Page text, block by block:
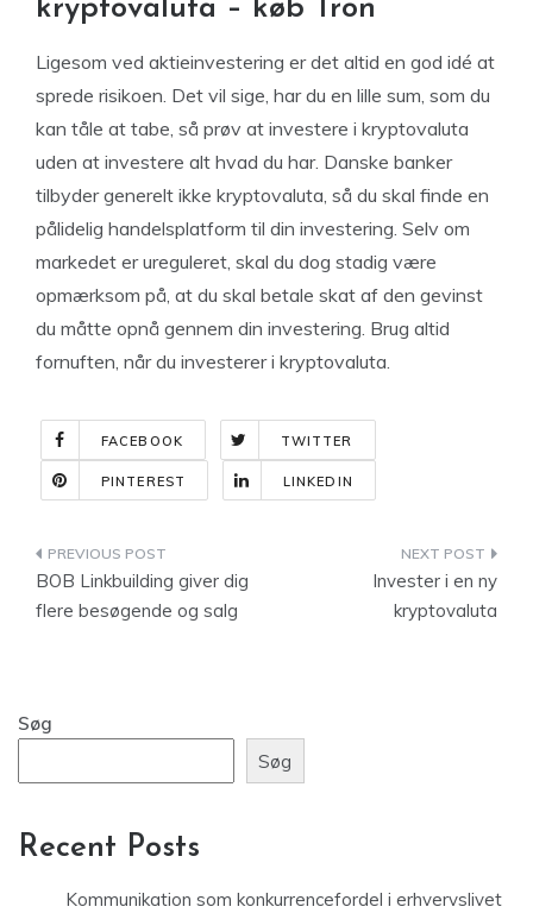
kryptovaluta – køb Tron
Ligesom ved aktieinvestering er det altid en god idé at
sprede risikoen. Det vil sige, har du en lille sum, som du
kan tåle at tabe, så prøv at investere i kryptovaluta
uden at investere alt hvad du har. Danske banker
tilbyder generelt ikke kryptovaluta, så du skal finde en
pålidelig handelsplatform til din investering. Selv om
markedet er ureguleret, skal du dog stadig være
opmærksom på, at du skal betale skat af den gevinst
du måtte opnå gennem din investering. Brug altid
fornuften, når du investerer i kryptovaluta.
FACEBOOK TWITTER
PINTEREST LINKEDIN
Indlægsnavigation
BOB Linkbuilding giver dig
flere besøgende og salg
Invester i en ny
kryptovaluta
Søg
Søg
Recent Posts
Kommunikation som konkurrencefordel i erhvervslivet